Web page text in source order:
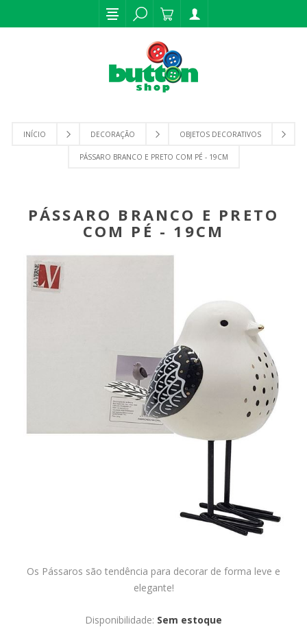
INÍCIO DECORAÇÃO OBJETOS DECORATIVOS
PÁSSARO BRANCO E PRETO COM PÉ - 19CM
PÁSSARO BRANCO E PRETO
COM PÉ - 19CM
Os Pássaros são tendência para decorar de forma leve e
elegante!
Disponibilidade: Sem estoque